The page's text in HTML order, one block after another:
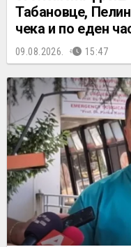
Табановце,
чека и по еден
09.08.2026. 15:47